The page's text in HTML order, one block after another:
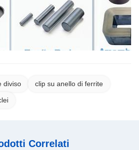
diviso clip su anello di ferrite
Correlati